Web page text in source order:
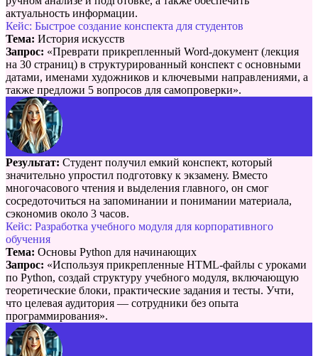
актуальность информации.
Кейс: Быстрое создание конспекта для студентов
Тема: История искусств
Запрос: «Преврати прикрепленный Word-документ (лекция
на 30 страниц) в структурированный конспект с основными
датами, именами художников и ключевыми направлениями, а
также предложи 5 вопросов для самопроверки».
Результат: Студент получил емкий конспект, который
значительно упростил подготовку к экзамену. Вместо
многочасового чтения и выделения главного, он смог
сосредоточиться на запоминании и понимании материала,
сэкономив около 3 часов.
Кейс: Разработка учебного модуля для корпоративного
обучения
Тема: Основы Python для начинающих
Запрос: «Используя прикрепленные HTML-файлы с уроками
по Python, создай структуру учебного модуля, включающую
теоретические блоки, практические задания и тесты. Учти,
что целевая аудитория — сотрудники без опыта
программирования».